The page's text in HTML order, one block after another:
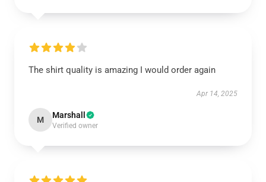
The shirt quality is amazing I would order again
Apr 14, 2025
M Marshall
Verified owner